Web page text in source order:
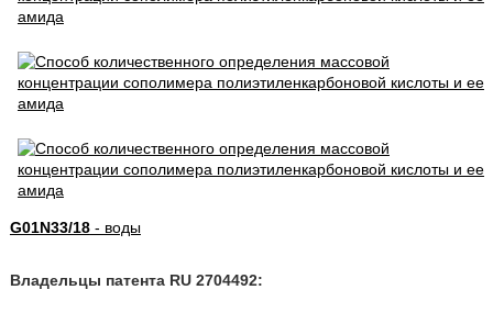
G01N33/18- воды
Владельцы патента RU 2704492: